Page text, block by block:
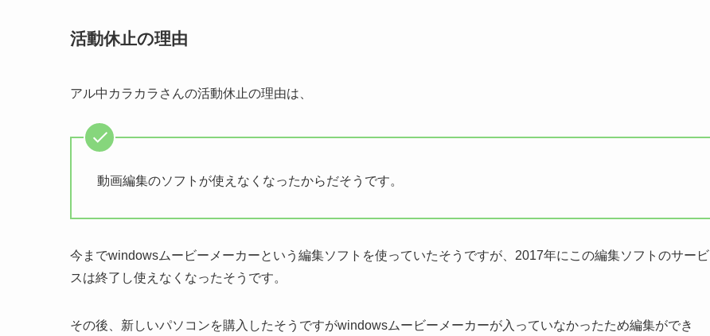
活動休止の理由
アル中カラカラさんの活動休止の理由は、
動画編集のソフトが使えなくなったからだそうです。
今までwindowsムービーメーカーという編集ソフトを使っていたそうですが、2017年にこの編集ソフトのサービ
スは終了し使えなくなったそうです。
その後、新しいパソコンを購入したそうですがwindowsムービーメーカーが入っていなかったため編集ができ